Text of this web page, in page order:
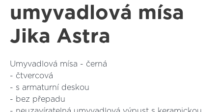
umyvadlová mísa
Jika Astra
Umyvadlová mísa - černá
- čtvercová
- s armaturní deskou
- bez přepadu